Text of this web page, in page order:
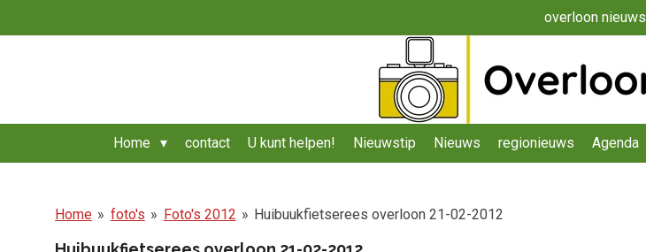
direct
overloon nieuws
Home contact U kunt helpen! Nieuwstip Nieuws regionieuws Agenda
Home » foto's » Foto's 2012 » Huibuukfietserees overloon 21-02-2012